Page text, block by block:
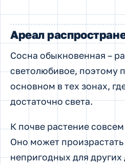
Ареал
Сосна обыкновенная –
светолюбивое, поэтому
основном в тех зонах,
достаточно света.
К почве растение
Оно может
непригодных для других